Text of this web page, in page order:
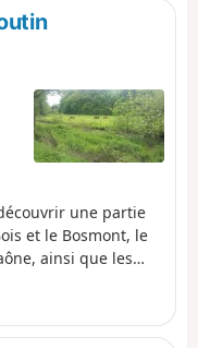
une partie
et le Bosmont, le
ainsi que les
à tous. La